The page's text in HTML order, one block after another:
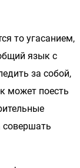
то угасанием,
язык с
за собой,
может поесть
совершать